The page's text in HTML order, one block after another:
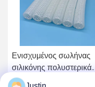
Ενισχυμένος σωλήνας
σιλικόνης πολυστερικά
πλεγμένος ανθεκτικός σε